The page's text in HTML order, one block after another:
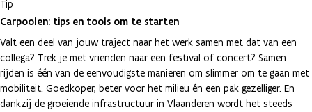
Tip
Carpoolen: tips en tools om te starten
Valt een deel van jouw traject naar het werk samen met dat van een
collega? Trek je met vrienden naar een festival of concert? Samen
rijden is één van de eenvoudigste manieren om slimmer om te gaan met
mobiliteit. Goedkoper, beter voor het milieu én een pak gezelliger. En
dankzij de groeiende infrastructuur in Vlaanderen wordt het steeds